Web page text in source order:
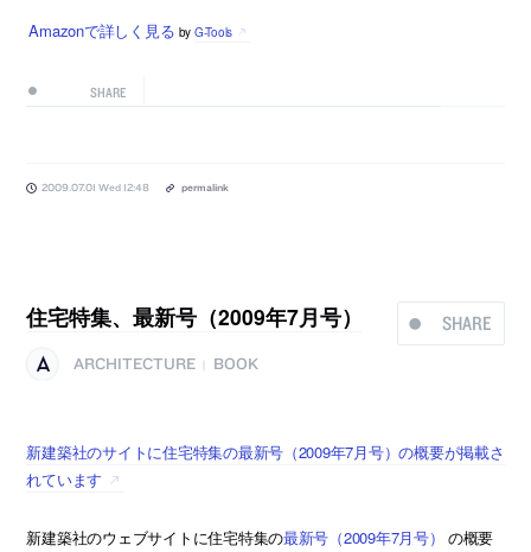
Amazonで詳しく見る by G-Tools
SHARE
2009.07.01 Wed 12:48 permalink
SHARE
住宅特集、最新号（2009年7月号）
ARCHITECTURE BOOK
新建築社のサイトに住宅特集の最新号（2009年7月号）の概要が掲載さ
れています
新建築社のウェブサイトに住宅特集の最新号（2009年7月号） の概要